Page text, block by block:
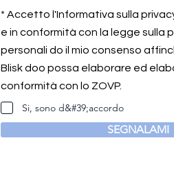
* Accetto l'Informativa sulla
e in conformità con la legge sulla
personali do il mio consenso
Blisk doo possa elaborare ed
conformità con lo ZOVP.
Si, sono d&#39;accordo
SEGNALAMI